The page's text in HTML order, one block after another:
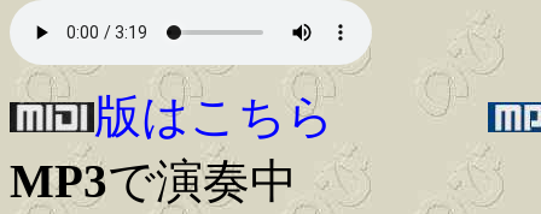
版はこちら
MP3で演奏中